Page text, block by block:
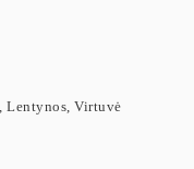
Lentynos Virtuvė